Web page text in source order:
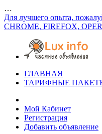
…
Для лучшего опыта,
CHROME, FIREFOX,
ГЛАВНАЯ
ТАРИФНЫЕ
Мой Кабинет
Регистрация
Добавить объявление